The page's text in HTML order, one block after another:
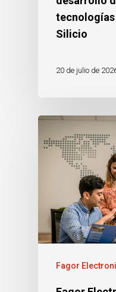
tecnologías
Silicio
20 de julio de
Fagor